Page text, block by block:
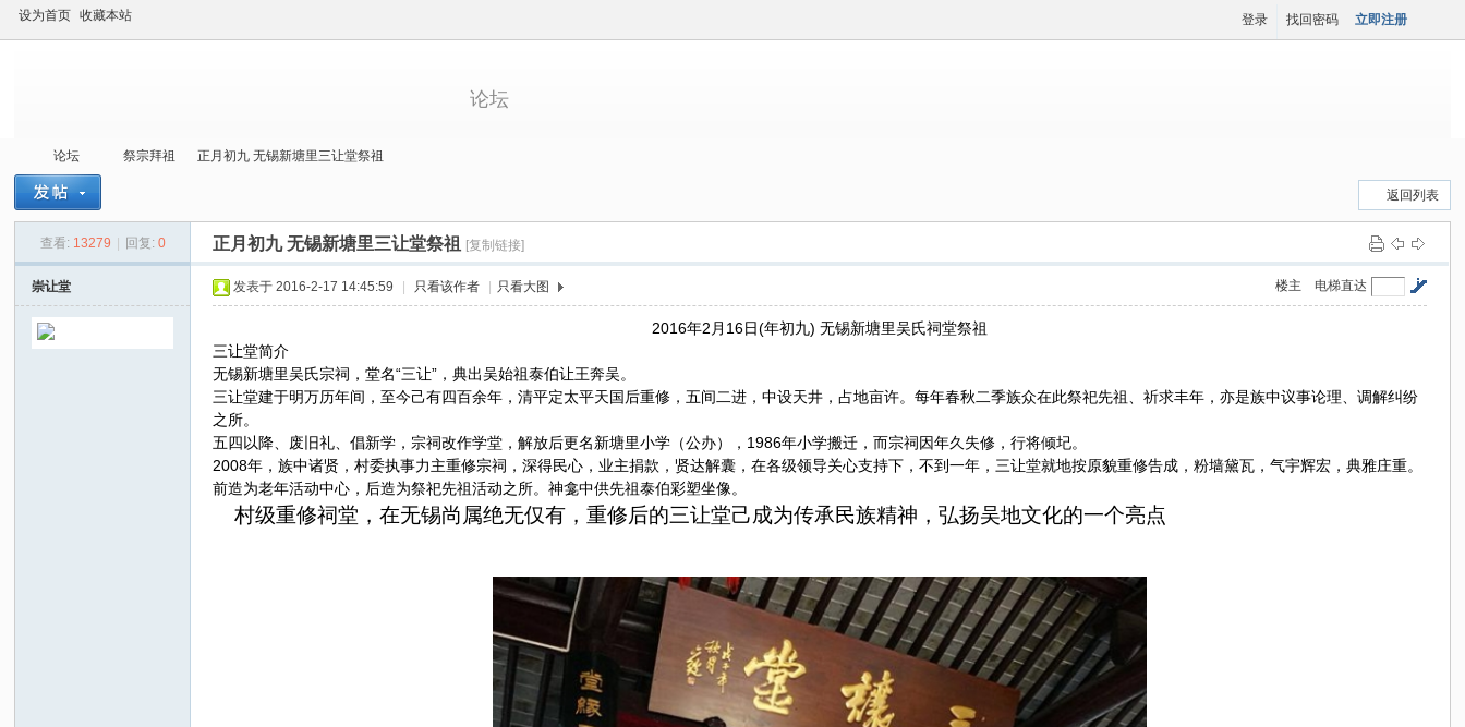
设为首页 收藏本站 登录 找回密码 立即注册
论坛
论坛
› ›
祭宗拜祖 正月初九 无锡新塘里三让堂祭祖
返回列表
查看: 13279 回复: 0 正月初九 无锡新塘里三让堂祭祖 [复制链接]
崇让堂 电梯直达
楼主
发表于 2016-2-17 14:45:59 只看该作者 只看大图
2016年2月16日(年初九) 无锡新塘里吴氏祠堂祭祖
三让堂简介
无锡新塘里吴氏宗祠，堂名“三让”，典出吴始祖泰伯让王奔吴。
三让堂建于明万历年间，至今己有四百余年，清平定太平天国后重修，五间二进，中设天井，占地亩许。每年春秋二季族众在此祭祀先祖、祈求丰年，亦是族中议事论理、调解纠纷
之所。
五四以降、废旧礼、倡新学，宗祠改作学堂，解放后更名新塘里小学（公办），1986年小学搬迁，而宗祠因年久失修，行将倾圮。
2008年，族中诸贤，村委执事力主重修宗祠，深得民心，业主捐款，贤达解囊，在各级领导关心支持下，不到一年，三让堂就地按原貌重修告成，粉墙黛瓦，气宇辉宏，典雅庄重。
前造为老年活动中心，后造为祭祀先祖活动之所。神龛中供先祖泰伯彩塑坐像。
村级重修祠堂，在无锡尚属绝无仅有，重修后的三让堂己成为传承民族精神，弘扬吴地文化的一个亮点